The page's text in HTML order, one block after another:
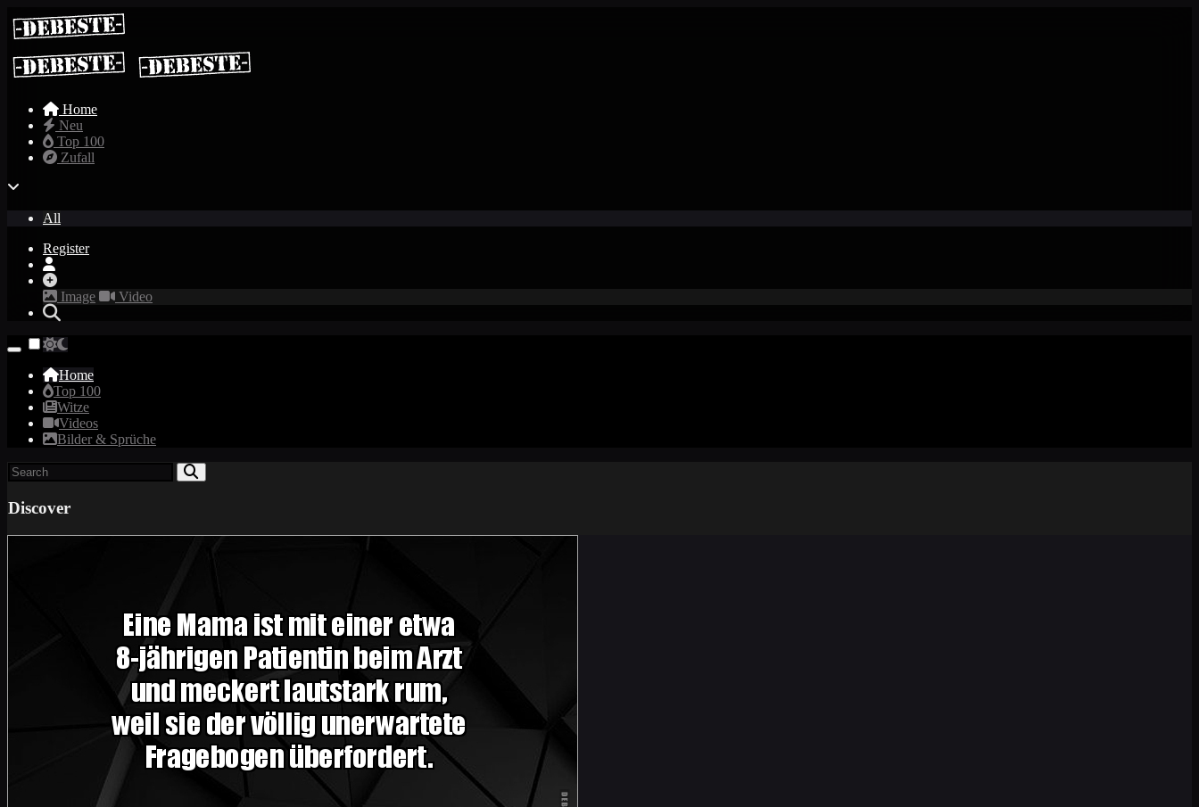
Home
Neu
Top 100
Zufall
All
Register
Image Video
Home
Top 100
Witze
Videos
Bilder & Sprüche
Discover